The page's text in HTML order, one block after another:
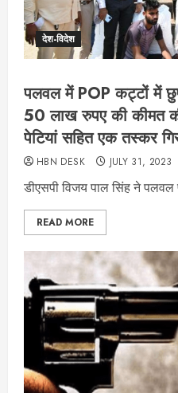
देश-विदेश
पलवल में POP कट्टों में
50 लाख रुपए की कीमत
पेटियां सहित एक तस्कर
HBN DESK JULY 31, 2023
डीएसपी विजय पाल सिंह ने पलवल
READ MORE